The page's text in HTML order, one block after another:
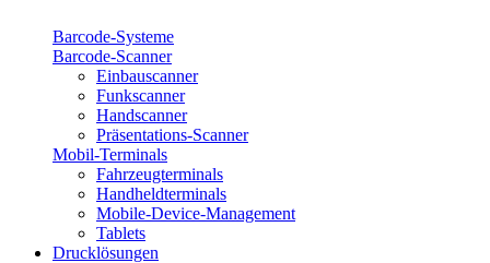
Barcode-Systeme
Barcode-Scanner
Einbauscanner
Funkscanner
Handscanner
Präsentations-Scanner
Mobil-Terminals
Fahrzeugterminals
Handheldterminals
Mobile-Device-Management
Tablets
Drucklösungen